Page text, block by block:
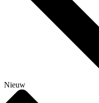
Nieuw